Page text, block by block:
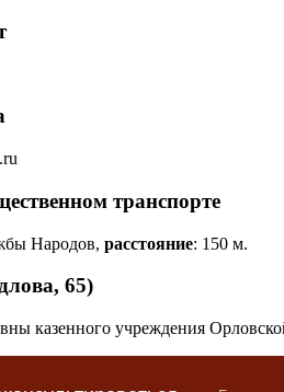
транспорте
Народов, расстояние: 150 м.
65)